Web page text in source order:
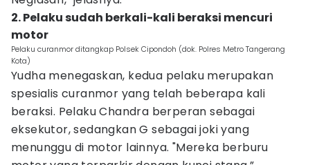
2. Pelaku sudah berkali-kali beraksi mencuri
motor
Pelaku curanmor ditangkap Polsek Cipondoh (dok. Polres Metro Tangerang
Kota)
Yudha menegaskan, kedua pelaku merupakan
spesialis curanmor yang telah beberapa kali
beraksi. Pelaku Chandra berperan sebagai
eksekutor, sedangkan G sebagai joki yang
menunggu di motor lainnya. "Mereka berburu